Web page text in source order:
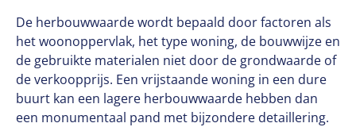
De herbouwwaarde wordt bepaald door factoren als
het woonoppervlak, het type woning, de bouwwijze en
de gebruikte materialen niet door de grondwaarde of
de verkoopprijs. Een vrijstaande woning in een dure
buurt kan een lagere herbouwwaarde hebben dan
een monumentaal pand met bijzondere detaillering.